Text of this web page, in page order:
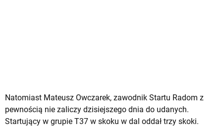
Natomiast Mateusz Owczarek, zawodnik Startu Radom z
pewnością nie zaliczy dzisiejszego dnia do udanych.
Startujący w grupie T37 w skoku w dal oddał trzy skoki.